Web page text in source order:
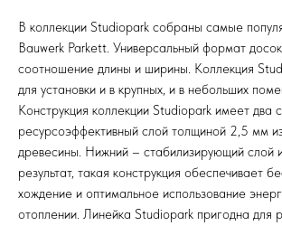
В коллекции Studiopark собраны самые
Bauwerk Parkett. Универсальный формат
соотношение длины и ширины. Коллекция
для установки и в крупных, и в небольших
Конструкция коллекции Studiopark имеет два
ресурсоэффективный слой толщиной 2,5 мм
древесины. Нижний – стабилизирующий слой
результат, такая конструкция обеспечивает
хождение и оптимальное использование
отоплении. Линейка Studiopark пригодна для